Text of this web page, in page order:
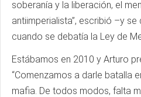
soberanía y la liberación, el
antiimperialista”, escribió –y
cuando se debatía la Ley de
Estábamos en 2010 y Arturo
“Comenzamos a darle batalla
mafia. De todos modos, falta